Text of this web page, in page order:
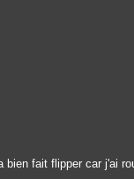
fait flipper car j'ai